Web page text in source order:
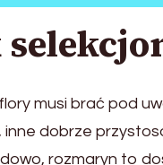
musi brać pod
inne dobrze
rozmaryn to